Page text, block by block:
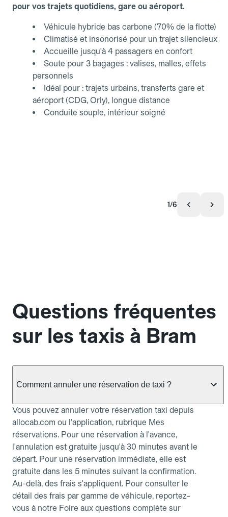
pour vos trajets quotidiens, gare ou aéroport.
Véhicule hybride bas carbone (70% de la flotte)
Climatisé et insonorisé pour un trajet silencieux
Accueille jusqu'à 4 passagers en confort
Soute pour 3 bagages : valises, malles, effets
personnels
Idéal pour : trajets urbains, transferts gare et
aéroport (CDG, Orly), longue distance
Conduite souple, intérieur soigné
1/6
Questions fréquentes
sur les taxis à Bram
Comment annuler une réservation de taxi ?
Vous pouvez annuler votre réservation taxi depuis
allocab.com ou l'application, rubrique Mes
réservations. Pour une réservation à l'avance,
l'annulation est gratuite jusqu'à 30 minutes avant le
départ. Pour une réservation immédiate, elle est
gratuite dans les 5 minutes suivant la confirmation.
Au-delà, des frais s'appliquent. Pour consulter le
détail des frais par gamme de véhicule, reportez-
vous à notre Foire aux questions complète sur